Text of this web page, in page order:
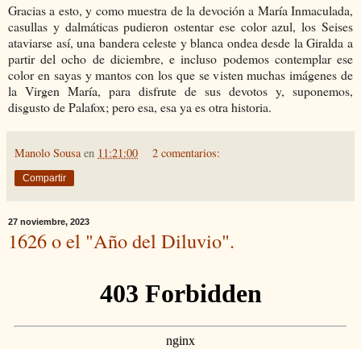
Gracias a esto, y como muestra de la devoción a María Inmaculada,
casullas y dalmáticas pudieron ostentar ese color azul, los Seises
ataviarse así, una bandera celeste y blanca ondea desde la Giralda a
partir del ocho de diciembre, e incluso podemos contemplar ese
color en sayas y mantos con los que se visten muchas imágenes de
la Virgen María, para disfrute de sus devotos y, suponemos,
disgusto de Palafox; pero esa, esa ya es otra historia.
Manolo Sousa en 11:21:00 2 comentarios:
Compartir
27 noviembre, 2023
1626 o el "Año del Diluvio".